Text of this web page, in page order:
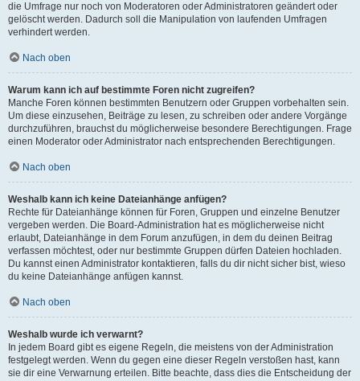
die Umfrage nur noch von Moderatoren oder Administratoren geändert oder
gelöscht werden. Dadurch soll die Manipulation von laufenden Umfragen
verhindert werden.
Nach oben
Warum kann ich auf bestimmte Foren nicht zugreifen?
Manche Foren können bestimmten Benutzern oder Gruppen vorbehalten sein.
Um diese einzusehen, Beiträge zu lesen, zu schreiben oder andere Vorgänge
durchzuführen, brauchst du möglicherweise besondere Berechtigungen. Frage
einen Moderator oder Administrator nach entsprechenden Berechtigungen.
Nach oben
Weshalb kann ich keine Dateianhänge anfügen?
Rechte für Dateianhänge können für Foren, Gruppen und einzelne Benutzer
vergeben werden. Die Board-Administration hat es möglicherweise nicht
erlaubt, Dateianhänge in dem Forum anzufügen, in dem du deinen Beitrag
verfassen möchtest, oder nur bestimmte Gruppen dürfen Dateien hochladen.
Du kannst einen Administrator kontaktieren, falls du dir nicht sicher bist, wieso
du keine Dateianhänge anfügen kannst.
Nach oben
Weshalb wurde ich verwarnt?
In jedem Board gibt es eigene Regeln, die meistens von der Administration
festgelegt werden. Wenn du gegen eine dieser Regeln verstoßen hast, kann
sie dir eine Verwarnung erteilen. Bitte beachte, dass dies die Entscheidung der